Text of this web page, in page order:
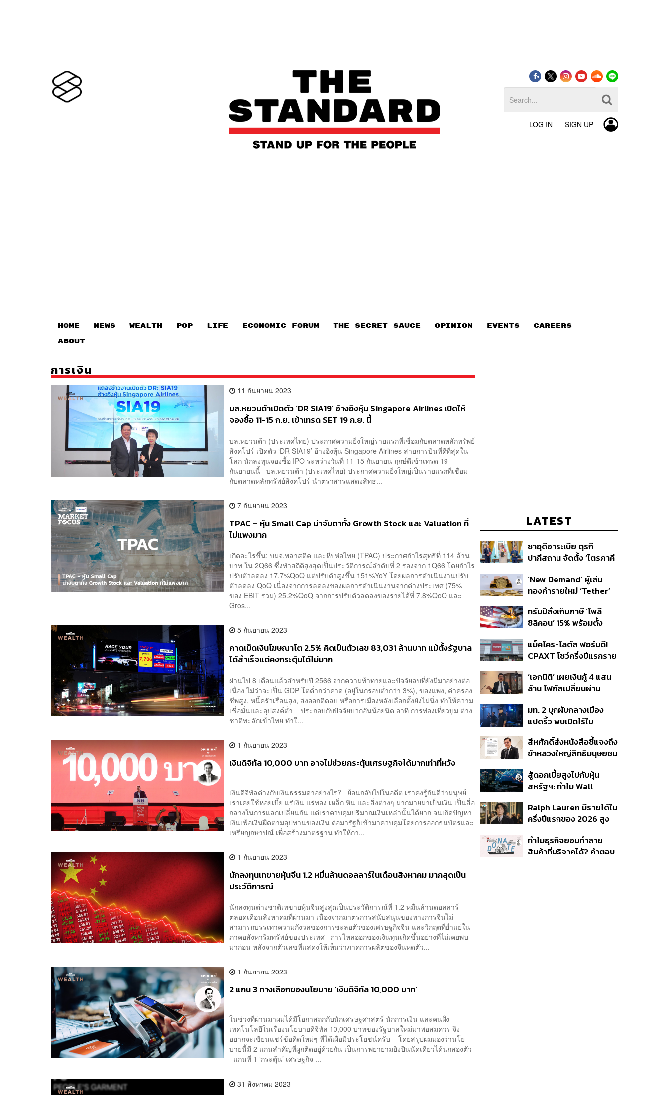
LOG IN SIGN UP
HOME NEWS WEALTH POP LIFE ECONOMIC FORUM THE SECRET SAUCE​ OPINION EVENTS CAREERS
ABOUT
การเงิน
11 กันยายน 2023
บล.หยวนต้าเปิดตัว ‘DR SIA19’ อ้างอิงหุ้น Singapore Airlines เปิดให้
จองซื้อ 11-15 ก.ย. เข้าเทรด SET 19 ก.ย. นี้
บล.หยวนต้า (ประเทศไทย) ประกาศความยิ่งใหญ่รายแรกที่เชื่อมกับตลาดหลักทรัพย์
สิงคโปร์ เปิดตัว ‘DR SIA19’ อ้างอิงหุ้น Singapore Airlines สายการบินที่ดีที่สุดใน
โลก นักลงทุนจองซื้อ IPO ระหว่างวันที่ 11-15 กันยายน ฤกษ์ดีเข้าเทรด 19
กันยายนนี้ บล.หยวนต้า (ประเทศไทย) ประกาศความยิ่งใหญ่เป็นรายแรกที่เชื่อม
กับตลาดหลักทรัพย์สิงคโปร์ นำตราสารแสดงสิทธ...
7 กันยายน 2023
TPAC – หุ้น Small Cap น่าจับตาทั้ง Growth Stock และ Valuation ที่
ไม่แพงมาก
เกิดอะไรขึ้น: บมจ.พลาสติค และหีบห่อไทย (TPAC) ประกาศกำไรสุทธิที่ 114 ล้าน
บาท ใน 2Q66 ซึ่งทำสถิติสูงสุดเป็นประวัติการณ์ลำดับที่ 2 รองจาก 1Q66 โดยกำไร
ปรับตัวลดลง 17.7%QoQ แต่ปรับตัวสูงขึ้น 151%YoY โดยผลการดำเนินงานปรับ
ตัวลดลง QoQ เนื่องจากการลดลงของผลการดำเนินงานจากต่างประเทศ (75%
ของ EBIT รวม) 25.2%QoQ จากการปรับตัวลดลงของรายได้ที่ 7.8%QoQ และ
Gros...
5 กันยายน 2023
คาดเม็ดเงินโฆษณาโต 2.5% คิดเป็นตัวเลข 83,031 ล้านบาท แม้ตั้งรัฐบาล
ได้สำเร็จแต่คงกระตุ้นได้ไม่มาก
ผ่านไป 8 เดือนแล้วสำหรับปี 2566 จากความท้าทายและปัจจัยลบที่ยังมีมาอย่างต่อ
เนื่อง ไม่ว่าจะเป็น GDP โตต่ำกว่าคาด (อยู่ในกรอบต่ำกว่า 3%), ของแพง, ค่าครอง
ชีพสูง, หนี้ครัวเรือนสูง, ส่งออกติดลบ หรือการเมืองหลังเลือกตั้งยังไม่นิ่ง ทำให้ความ
เชื่อมั่นและอุปสงค์ต่ำ ประกอบกับปัจจัยบวกอันน้อยนิด อาทิ การท่องเที่ยวบูม ต่าง
ชาติทะลักเข้าไทย ทำใ...
1 กันยายน 2023
เงินดิจิทัล 10,000 บาท​ อาจไม่ช่วยกระตุ้นเศรษฐกิจได้มากเท่าที่หวัง
เงินดิจิทัลต่างกับเงินธรรมดาอย่างไร? ย้อนกลับไปในอดีต เราคงรู้กันดีว่ามนุษย์
เราเคยใช้หอยเบี้ย แร่เงิน แร่ทอง เหล็ก หิน และสิ่งต่างๆ มากมายมาเป็นเงิน เป็นสื่อ
กลางในการแลกเปลี่ยนกัน แต่เราควบคุมปริมาณเงินเหล่านั้นได้ยาก จนเกิดปัญหา
เงินเฟ้อเงินฝืดตามอุปทานของเงิน ต่อมารัฐก็เข้ามาควบคุมโดยการออกธนบัตรและ
เหรียญกษาปณ์ เพื่อสร้างมาตรฐาน ทำให้กา...
1 กันยายน 2023
นักลงทุนเทขายหุ้นจีน 1.2 หมื่นล้านดอลลาร์ในเดือน​สิงหาคม มากสุดเป็น
ประวัติการณ์
นักลงทุนต่างชาติเทขายหุ้นจีนสูงสุดเป็นประวัติการณ์ที่ 1.2 หมื่นล้านดอลลาร์
ตลอดเดือนสิงหาคมที่ผ่านมา เนื่องจากมาตรการสนับสนุนของทางการจีนไม่
สามารถบรรเทาความกังวลของการชะลอตัวของเศรษฐกิจจีน และวิกฤตที่ย่ำแย่ใน
ภาคอสังหาริมทรัพย์ของประเทศ การไหลออกของเงินทุนเกิดขึ้นอย่างที่ไม่เคยพบ
มาก่อน หลังจากตัวเลขที่แสดงให้เห็นว่าภาคการผลิตของจีนหดตัว...
1 กันยายน 2023
2 แกน 3 ทางเลือกของนโยบาย ‘เงินดิจิทัล 10,000 บาท’
ในช่วงที่ผ่านมาผมได้มีโอกาสถกกับนักเศรษฐศาสตร์ นักการเงิน และคนฝั่ง
เทคโนโลยีในเรื่องนโยบายดิจิทัล 10,000 บาทของรัฐบาลใหม่มาพอสมควร จึง
อยากจะเขียนแชร์ข้อคิดใหม่ๆ ที่ได้เผื่อมีประโยชน์ครับ โดยสรุปผมมองว่านโย
บายนี้มี 2 แกนสำคัญที่ผูกติดอยู่ด้วยกัน เป็นการพยายามยิงปืนนัดเดียวได้นกสองตัว
แกนที่ 1 ‘กระตุ้น’ เศรษฐกิจ ...
31 สิงหาคม 2023
LATEST
ซาอุดีอาระเบีย ตุรกี
ปากีสถาน จัดตั้ง ‘ไตรภาคี
สำคัญอย่างไร
‘New Demand’ ผู้เล่น
ทองคำรายใหม่ ‘Tether’
ทรัมป์สั่งเก็บภาษี ‘โพลี
ซิลิคอน’ 15% พร้อมตั้ง
แม็คโคร-โลตัส ฟอร์มดี!
CPAXT โชว์ครึ่งปีแรกราย
ปรับโฉมสาขาใหม่ดันพื้นที่
เช่าโต
‘เอกนิติ’ เผยเงินกู้ 4 แสน
ล้าน โฟกัสเปลี่ยนผ่าน
พลัส’ เฟส 2 รอประเมิน
ความเหมาะสม
มท. 2 บุกผับกลางเมือง
แปดริ้ว พบเปิดไร้ใบ
ใช้บริการ ฉี่ม่วง 32 ราย
จ่อปิด 5 ปี
สีหศักดิ์ส่งหนังสือชี้แจงถึง
ข้าหลวงใหญ่สิทธิมนุษยชน
เคลื่อน-ไม่เป็นธรรม’
สู้ดอกเบี้ยสูงไปกับหุ้น
สหรัฐฯ: ทำไม Wall
คิด?
Ralph Lauren มีรายได้ใน
ครึ่งปีแรกของ 2026 สูง
ทำไมธุรกิจยอมทำลาย
สินค้าที่บริจาคได้? คำตอบ